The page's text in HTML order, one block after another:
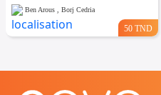
Ben Arous , Borj Cedria
50 TND